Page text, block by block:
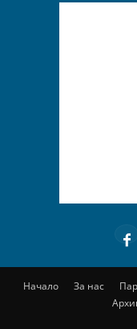
Начало За нас